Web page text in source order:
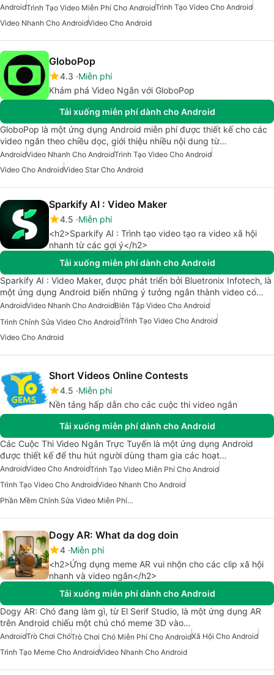
AndroidTrình Tạo Video Miễn Phí Cho AndroidTrình Tạo Video Cho Android
Video Nhanh Cho AndroidVideo Cho Android
GloboPop
4.3 Miễn phí
Khám phá Video Ngắn với GloboPop
Tải xuống miễn phí dành cho Android
GloboPop là một ứng dụng Android miễn phí được thiết kế cho các
video ngắn theo chiều dọc, giới thiệu nhiều nội dung từ…
AndroidVideo Nhanh Cho AndroidTrình Tạo Video Cho Android
Video Cho AndroidVideo Star Cho Android
Sparkify AI : Video Maker
4.5 Miễn phí
<h2>Sparkify AI : Trình tạo video tạo ra video xã hội
nhanh từ các gợi ý</h2>
Tải xuống miễn phí dành cho Android
Sparkify AI : Video Maker, được phát triển bởi Bluetronix Infotech, là
một ứng dụng Android biến những ý tưởng ngắn thành video có…
AndroidVideo Nhanh Cho AndroidBiên Tập Video Cho Android
Trình Chỉnh Sửa Video Cho AndroidTrình Tạo Video Cho Android
Video Cho Android
Short Videos Online Contests
4.5 Miễn phí
Nền tảng hấp dẫn cho các cuộc thi video ngắn
Tải xuống miễn phí dành cho Android
Các Cuộc Thi Video Ngắn Trực Tuyến là một ứng dụng Android
được thiết kế để thu hút người dùng tham gia các hoạt…
AndroidVideo Cho AndroidTrình Tạo Video Miễn Phí Cho Android
Trình Tạo Video Cho AndroidVideo Nhanh Cho Android
Phần Mềm Chỉnh Sửa Video Miễn Phí Cho Android
Dogy AR: What da dog doin
4 Miễn phí
<h2>Ứng dụng meme AR vui nhộn cho các clip xã hội
nhanh và video ngắn</h2>
Tải xuống miễn phí dành cho Android
Dogy AR: Chó đang làm gì, từ El Serif Studio, là một ứng dụng AR
trên Android chiếu một chú chó meme 3D vào…
AndroidTrò Chơi ChóTrò Chơi Chó Miễn Phí Cho AndroidXã Hội Cho Android
Trình Tạo Meme Cho AndroidVideo Nhanh Cho Android